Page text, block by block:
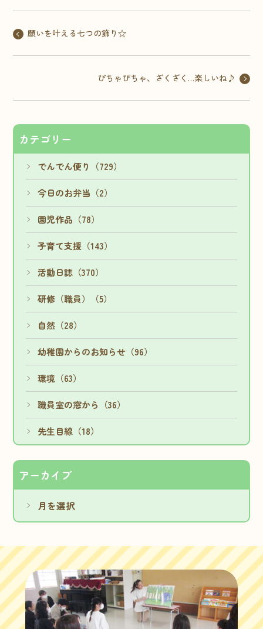
願いを叶える七つの飾り☆
ぴちゃぴちゃ、ざくざく…楽しいね♪
カテゴリー
でんでん便り（729）
今日のお弁当（2）
園児作品（78）
子育て支援（143）
活動日誌（370）
研修（職員）（5）
自然（28）
幼稚園からのお知らせ（96）
環境（63）
職員室の窓から（36）
先生目線（18）
アーカイブ